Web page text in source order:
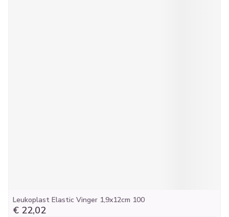
Leukoplast Elastic Vinger 1,9x12cm 100
€ 22,02